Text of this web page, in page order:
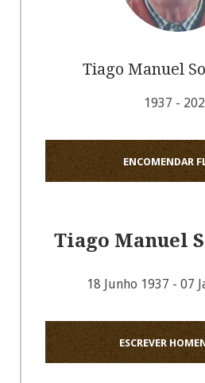
Tiago Manuel
1937 -
ENCOMENDAR
Tiago Manuel
18 Junho 1937 - 07
ESCREVER